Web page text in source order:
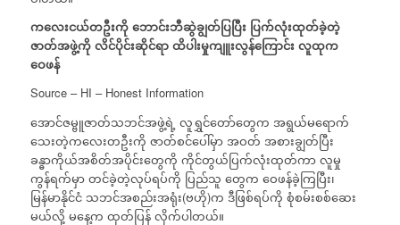
ကလေးငယ်တဦးကို ဘောင်းဘီဆွဲချွတ်ပြပြီး ပြက်လုံးထုတ်ခဲ့တဲ့
ဇာတ်အဖွဲ့ကို လိင်ပိုင်းဆိုင်ရာ ထိပါးမှုကျူးလွန်ကြောင်း လူထုက
ဝေဖန်
Source – HI – Honest Information
အောင်ဇမ္ဗူဇာတ်သဘင်အဖွဲ့ရဲ့ လူရွှင်တော်တွေက အရွယ်မရောက်
သေးတဲ့ကလေးတဦးကို ဇာတ်စင်ပေါ်မှာ အဝတ် အစားချွတ်ပြီး
ခန္ဓာကိုယ်အစိတ်အပိုင်းတွေကို ကိုင်တွယ်ပြက်လုံးထုတ်ကာ လူမှု
ကွန်ရက်မှာ တင်ခဲ့တဲ့လုပ်ရပ်ကို ပြည်သူ တွေက ဝေဖန်ခဲ့ကြပြီး၊
မြန်မာနိုင်ငံ သဘင်အစည်းအရုံး(ဗဟို)က ဒီဖြစ်ရပ်ကို စုံစမ်းစစ်ဆေး
မယ်လို့ မနေ့က ထုတ်ပြန် လိုက်ပါတယ်။